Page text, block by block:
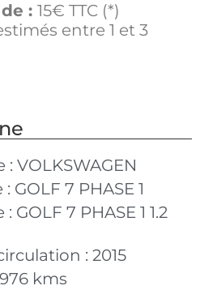
: 15€ TTC (*)
entre 1 et 3
: VOLKSWAGEN
: GOLF 7 PHASE 1
: GOLF 7 PHASE 1 1.2
: 2015
kms